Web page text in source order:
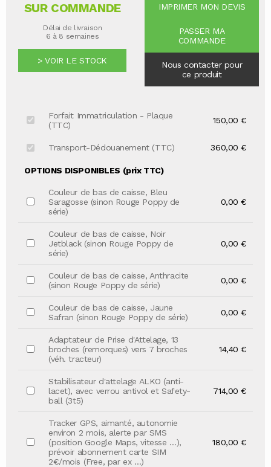
SUR COMMANDE
Délai de livraison
6 à 8 semaines
> VOIR LE STOCK
IMPRIMER MON DEVIS
PASSER MA
COMMANDE
Nous contacter pour
ce produit
Forfait Immatriculation - Plaque
(TTC)
150,00 €
Transport-Dédouanement (TTC) 360,00 €
OPTIONS DISPONIBLES (prix TTC)
Couleur de bas de caisse, Bleu
Saragosse (sinon Rouge Poppy de
série)
0,00 €
Couleur de bas de caisse, Noir
Jetblack (sinon Rouge Poppy de
série)
0,00 €
Couleur de bas de caisse, Anthracite
(sinon Rouge Poppy de série)
0,00 €
Couleur de bas de caisse, Jaune
Safran (sinon Rouge Poppy de série)
0,00 €
Adaptateur de Prise d'Attelage, 13
broches (remorques) vers 7 broches
(véh. tracteur)
14,40 €
Stabilisateur d'attelage ALKO (anti-
lacet), avec verrou antivol et Safety-
ball (3t5)
714,00 €
Tracker GPS, aimanté, autonomie
environ 2 mois, alerte par SMS
(position Google Maps, vitesse …),
prévoir abonnement carte SIM
2€/mois (Free, par ex …)
180,00 €